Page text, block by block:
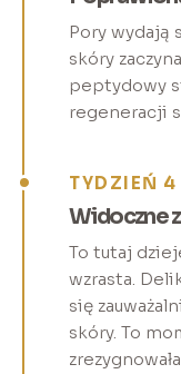
Pory wydają
skóry
peptydowy
regeneracji
TYDZIEŃ 4
Widoczne
To tutaj
wzrasta.
się
skóry. To